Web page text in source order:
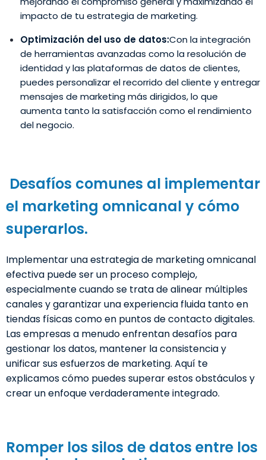
impacto de tu estrategia de marketing.
Optimización del uso de datos:Con la integración
de herramientas avanzadas como la resolución de
identidad y las plataformas de datos de clientes,
puedes personalizar el recorrido del cliente y entregar
mensajes de marketing más dirigidos, lo que
aumenta tanto la satisfacción como el rendimiento
del negocio.
Desafíos comunes al implementar
el marketing omnicanal y cómo
superarlos.
Implementar una estrategia de marketing omnicanal
efectiva puede ser un proceso complejo,
especialmente cuando se trata de alinear múltiples
canales y garantizar una experiencia fluida tanto en
tiendas físicas como en puntos de contacto digitales.
Las empresas a menudo enfrentan desafíos para
gestionar los datos, mantener la consistencia y
unificar sus esfuerzos de marketing. Aquí te
explicamos cómo puedes superar estos obstáculos y
crear un enfoque verdaderamente integrado.
Romper los silos de datos entre los